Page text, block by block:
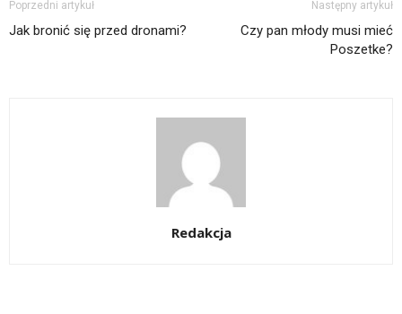
Poprzedni artykuł
Jak bronić się przed dronami?
Następny artykuł
Czy pan młody musi mieć
Poszetke?
Redakcja